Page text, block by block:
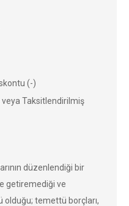
(-)
Taksitlendirilmiş
düzenlendiği bir
getiremediği ve
olduğu; temettü borçları,